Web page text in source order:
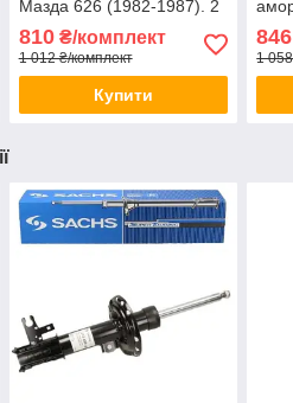
Мазда 626 (1982-1987). 2
Заднього амортизатора
стійки
810₴/комплект
1 012 ₴/комплект
Купити
846
1